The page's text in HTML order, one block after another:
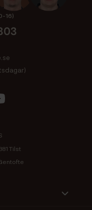
16)
Tilst